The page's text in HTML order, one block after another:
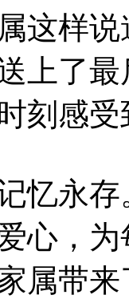
这样
上了
刻感
忆永
心，
属带